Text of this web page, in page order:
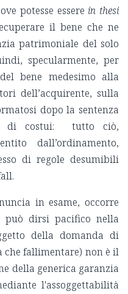
potesse essere in thesi
il bene che ne
patrimoniale del solo
specularmente, per
bene medesimo alla
dell’acquirente, sulla
dopo la sentenza
di costui: tutto ciò,
dall’ordinamento,
di regole desumibili
in esame, occorre
dirsi pacifico nella
della domanda di
che fallimentare) non è il
della generica garanzia
l'assoggettabilità